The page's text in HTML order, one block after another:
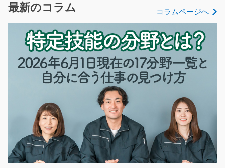
こども園での、給食の調理補助業務をお任せします。 給
長期（3ヶ月以上）
時給1,266円
滋賀県守山市
気になる
大手チェーン店で家電の販売をするお仕事/y03_00
急募
≪東比恵駅から徒歩10分≫誰もが知っている安心の大手
チェーン店で家電製品…
最新のコラム コラムページへ